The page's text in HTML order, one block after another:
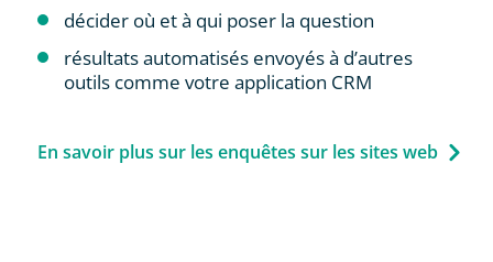
décider où et à qui poser la question
résultats automatisés envoyés à d’autres
outils comme votre application CRM
En savoir plus sur les enquêtes sur les sites web